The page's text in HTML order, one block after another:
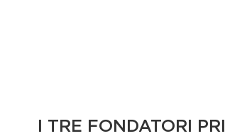
I TRE FONDATORI